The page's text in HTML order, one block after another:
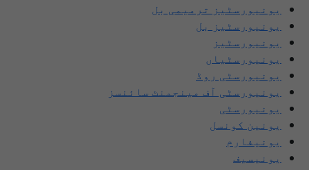
یونیورسٹیز ترمیمی بل
یونیورسٹیز بل
یونیورسٹیز
یونیورسٹیاں
یونیورسٹی روڈ
یونیورسٹی آف مینجمنٹ سائنسز
یونیورسٹی
یونین کونسل
یونیفارم
یونیسیف